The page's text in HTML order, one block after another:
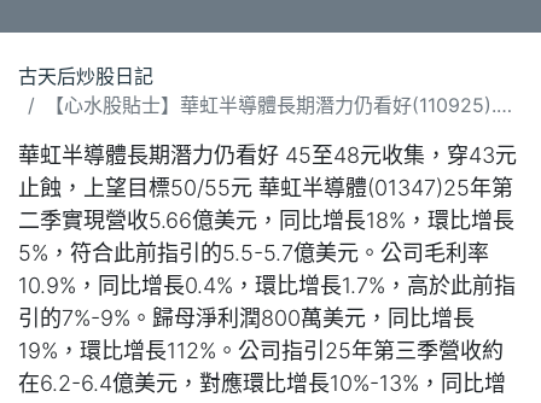
古天后炒股日記
【心水股貼士】華虹半導體長期潛力仍看好(110925).docx
華虹半導體長期潛力仍看好 45至48元收集，穿43元
止蝕，上望目標50/55元 華虹半導體(01347)25年第
二季實現營收5.66億美元，同比增長18%，環比增長
5%，符合此前指引的5.5-5.7億美元。公司毛利率
10.9%，同比增長0.4%，環比增長1.7%，高於此前指
引的7%-9%。歸母淨利潤800萬美元，同比增長
19%，環比增長112%。公司指引25年第三季營收約
在6.2-6.4億美元，對應環比增長10%-13%，同比增